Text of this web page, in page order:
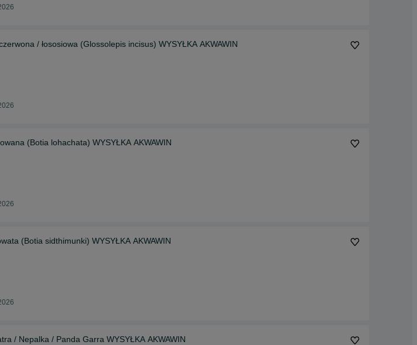
/ łososiowa (Glossolepis incisus) WYSYŁKA AKWAWIN
(Botia lohachata) WYSYŁKA AKWAWIN
(Botia sidthimunki) WYSYŁKA AKWAWIN
/ Nepalka / Panda Garra WYSYŁKA AKWAWIN